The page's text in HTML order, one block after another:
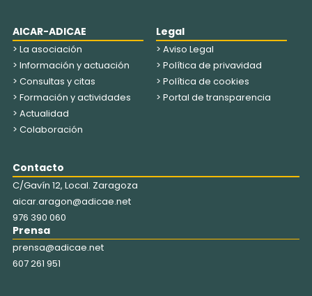
AICAR-ADICAE
> La asociación
> Información y actuación
> Consultas y citas
> Formación y actividades
> Actualidad
> Colaboración
Legal
> Aviso Legal
> Política de privavidad
> Política de cookies
> Portal de transparencia
Contacto
C/Gavín 12, Local. Zaragoza
aicar.aragon@adicae.net
976 390 060
Prensa
prensa@adicae.net
607 261 951